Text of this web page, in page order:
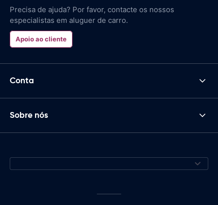
Precisa de ajuda? Por favor, contacte os nossos
especialistas em aluguer de carro.
Apoio ao cliente
Conta
Sobre nós